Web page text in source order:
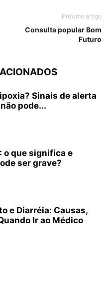
Próximo artigo
Consulta popular Bom
Futuro
Sinais de alerta
pode...
o que significa e
ser grave?
e Diarréia: Causas,
Ir ao Médico